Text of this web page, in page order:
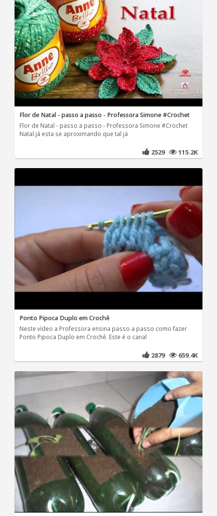
Flor de Natal - passo a passo - Professora Simone #Crochet
Flor de Natal - passo a passo - Professora Simone #Crochet
Natal já esta se aproximando que tal já
2529 115.2K
Ponto Pipoca Duplo em Crochê
Neste vídeo a Professora ensina passo a passo como fazer
Ponto Pipoca Duplo em Crochê. Este é o canal
2879 659.4K